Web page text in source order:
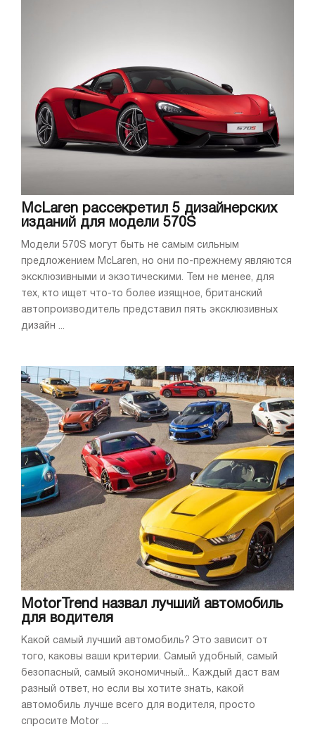
McLaren рассекретил 5 дизайнерских
изданий для модели 570S
Модели 570S могут быть не самым сильным
предложением McLaren, но они по-прежнему являются
эксклюзивными и экзотическими. Тем не менее, для
тех, кто ищет что-то более изящное, британский
автопроизводитель представил пять эксклюзивных
дизайн ...
MotorTrend назвал лучший автомобиль
для водителя
Какой самый лучший автомобиль? Это зависит от
того, каковы ваши критерии. Самый удобный, самый
безопасный, самый экономичный... Каждый даст вам
разный ответ, но если вы хотите знать, какой
автомобиль лучше всего для водителя, просто
спросите Motor ...